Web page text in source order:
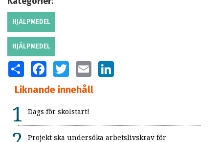
HJÄLPMEDEL
HJÄLPMEDEL
SHARE FACEBOOKTWITTER EMAIL
Liknande innehåll
Dags för skolstart!
Projekt ska undersöka arbetslivskrav för